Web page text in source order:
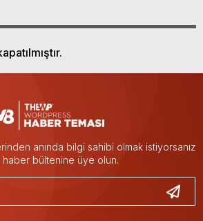
anında bilgi sahibi olmak istiyorsanız
haber bültenine üye olun.